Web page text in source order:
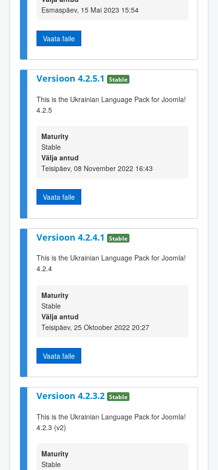
Esmaspäev, 15 Mai 2023 15:54
Vaata faile
Versioon 4.2.5.1 Stable
This is the Ukrainian Language Pack for Joomla!
4.2.5
Maturity
Stable
Välja antud
Teisipäev, 08 November 2022 16:43
Vaata faile
Versioon 4.2.4.1 Stable
This is the Ukrainian Language Pack for Joomla!
4.2.4
Maturity
Stable
Välja antud
Teisipäev, 25 Oktoober 2022 20:27
Vaata faile
Versioon 4.2.3.2 Stable
This is the Ukrainian Language Pack for Joomla!
4.2.3 (v2)
Maturity
Stable